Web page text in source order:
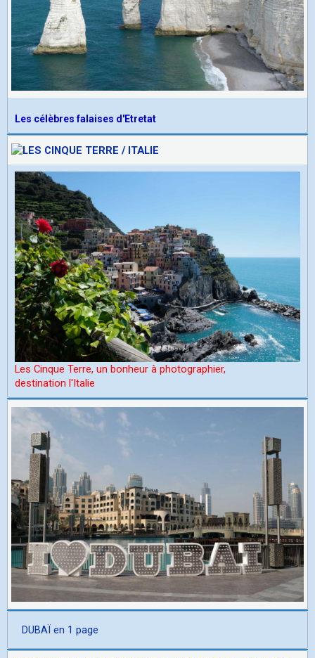
Les célèbres falaises d'Etretat
Les Cinque Terre, un bonheur à photographier,
destination l'Italie
DUBAÏ en 1 page